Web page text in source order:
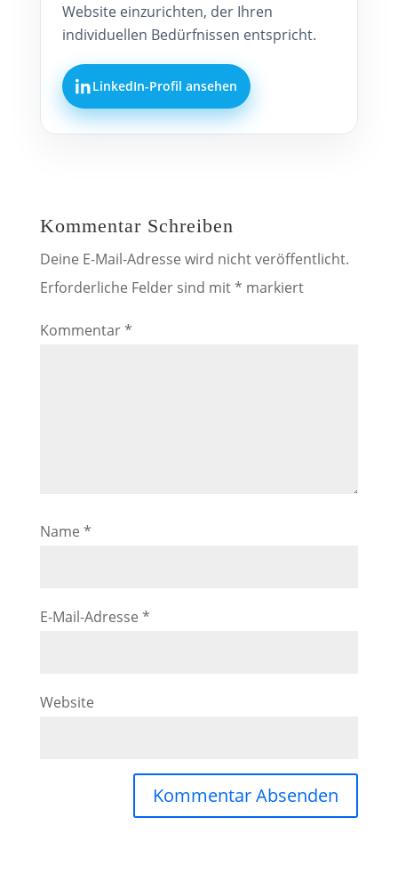
Website einzurichten, der Ihren
individuellen Bedürfnissen entspricht.
LinkedIn-Profil ansehen
Kommentar Schreiben
Deine E-Mail-Adresse wird nicht veröffentlicht.
Erforderliche Felder sind mit* markiert
Kommentar*
Name *
E-Mail-Adresse *
Website